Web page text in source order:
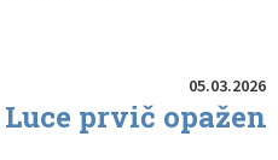
05.03.2026
prvič opažen